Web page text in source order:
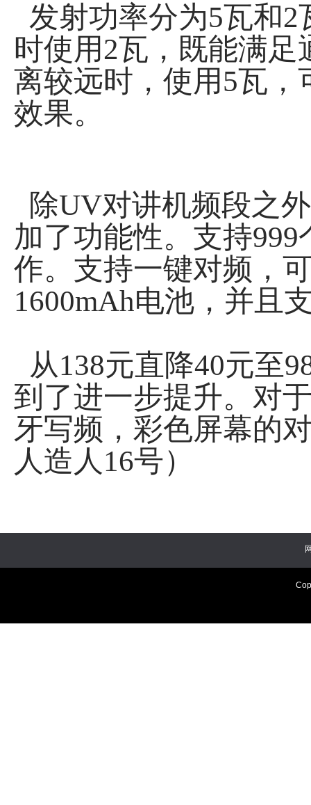
发射功率分为5瓦和
时使用2瓦，既能满
离较远时，使用5瓦
效果。
除UV对讲机频段之
加了功能性。支持
作。支持一键对频，
1600mAh电池，并且
从138元直降40元至
到了进一步提升。对
牙写频，彩色屏幕的
人造人16号）